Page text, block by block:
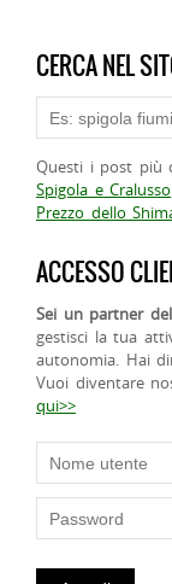
CERCA NEL
Questi i post più
Spigola e Cralusso
Prezzo dello
ACCESSO
Sei un partner
gestisci la tua
autonomia. Hai
Vuoi diventare
qui>>